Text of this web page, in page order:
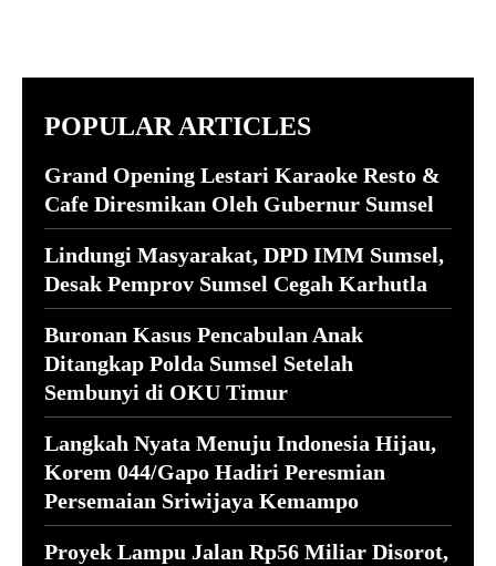
POPULAR ARTICLES
Grand Opening Lestari Karaoke Resto &
Cafe Diresmikan Oleh Gubernur Sumsel
Lindungi Masyarakat, DPD IMM Sumsel,
Desak Pemprov Sumsel Cegah Karhutla
Buronan Kasus Pencabulan Anak
Ditangkap Polda Sumsel Setelah
Sembunyi di OKU Timur
Langkah Nyata Menuju Indonesia Hijau,
Korem 044/Gapo Hadiri Peresmian
Persemaian Sriwijaya Kemampo
Proyek Lampu Jalan Rp56 Miliar Disorot,